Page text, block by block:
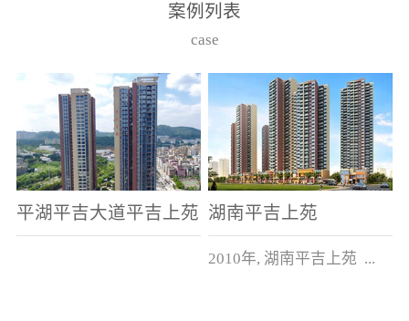
案例列表
case
平湖平吉大道平吉上苑 湖南平吉上苑
2010年, 湖南平吉上苑 ...